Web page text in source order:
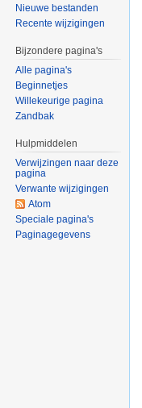
Nieuwe bestanden
Recente wijzigingen
Bijzondere pagina's
Alle pagina's
Beginnetjes
Willekeurige pagina
Zandbak
Hulpmiddelen
Verwijzingen naar deze
pagina
Verwante wijzigingen
Atom
Speciale pagina's
Paginagegevens